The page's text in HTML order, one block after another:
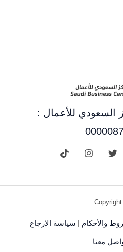
السعودي للأعمال :
والأحكام سياسة الإرجاع
معنا